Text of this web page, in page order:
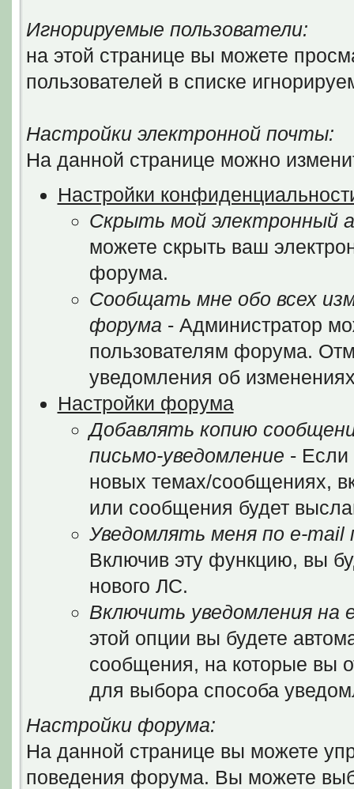
Игнорируемые пользователи:
на этой странице вы можете
пользователей в списке
Настройки электронной почты:
На данной странице можно
Настройки
Скрыть мой электронный
можете скрыть ваш
форума.
Сообщать мне обо всех
форума - Администратор
пользователям форума.
уведомления об
Настройки форума
Добавлять копию
письмо-уведомление - Если
новых темах/сообщениях,
или сообщения будет
Уведомлять меня по e-mail
Включив эту функцию, вы
нового ЛС.
Включить уведомления на
этой опции вы будете
сообщения, на которые вы
для выбора способа
Настройки форума:
На данной странице вы можете
поведения форума. Вы можете